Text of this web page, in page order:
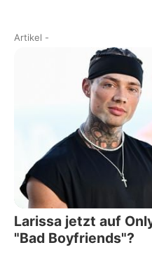
Artikel -
Larissa jetzt auf
"Bad Boyfriends"?